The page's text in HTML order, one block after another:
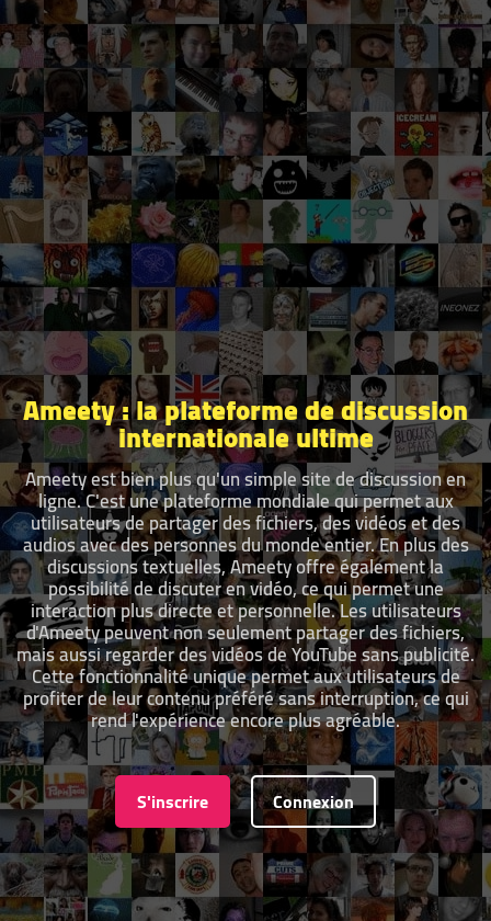
Ameety : la plateforme de discussion
internationale ultime
Ameety est bien plus qu'un simple site de discussion en
ligne. C'est une plateforme mondiale qui permet aux
utilisateurs de partager des fichiers, des vidéos et des
audios avec des personnes du monde entier. En plus des
discussions textuelles, Ameety offre également la
possibilité de discuter en vidéo, ce qui permet une
interaction plus directe et personnelle. Les utilisateurs
d'Ameety peuvent non seulement partager des fichiers,
mais aussi regarder des vidéos de YouTube sans publicité.
Cette fonctionnalité unique permet aux utilisateurs de
profiter de leur contenu préféré sans interruption, ce qui
rend l'expérience encore plus agréable.
S'inscrire Connexion